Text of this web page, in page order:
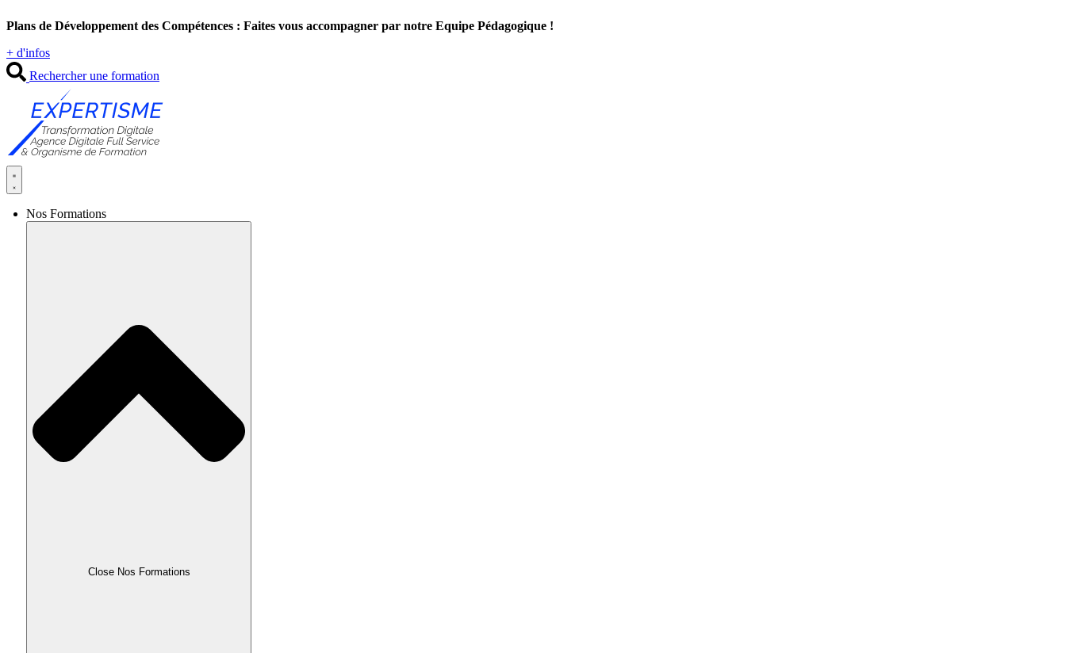
au
Plans de Développement des Compétences : Faites vous accompagner par notre Equipe Pédagogique !
+ d'infos
Rechercher une formation
Nos Formations
Close Nos Formations